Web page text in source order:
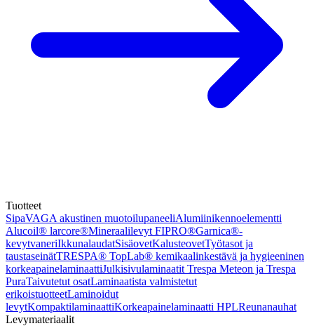
Tuotteet
SipaVAGA akustinen muotoilupaneeliAlumiinikennoelementti
Alucoil® larcore®Mineraalilevyt FIPRO®Garnica®-
kevytvaneriIkkunalaudatSisäovetKalusteovetTyötasot ja
taustaseinätTRESPA® TopLab® kemikaalinkestävä ja hygieeninen
korkeapainelaminaattiJulkisivulaminaatit Trespa Meteon ja Trespa
PuraTaivutetut osatLaminaatista valmistetut
erikoistuotteetLaminoidut
levytKompaktilaminaattiKorkeapainelaminaatti HPLReunanauhat
Levymateriaalit